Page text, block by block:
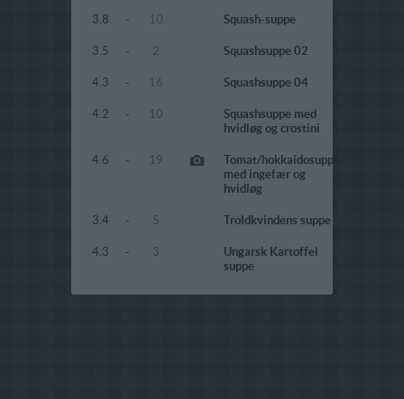
3.8 - 10 Squash-suppe
3.5 - 2 Squashsuppe 02
4.3 - 16 Squashsuppe 04
4.2 - 10
Squashsuppe med
hvidløg og crostini
4.6 - 19
Tomat/hokkaidosuppe
med ingefær og
hvidløg
3.4 - 5 Troldkvindens suppe
4.3 - 3
Ungarsk Kartoffel
suppe